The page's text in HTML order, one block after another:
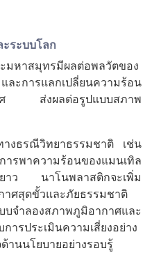
ระบบโลก
มหาสมุทรมีผลต่อพลวัตของ
ละการแลกเปลี่ยนความร้อน
าศ ส่งผลต่อรูปแบบสภาพ
างธรณีวิทยาธรรมชาติ เช่น
รพาความร้อนของแมนเทิล
ยาว นาโนพลาสติกจะเพิ่ม
าศสุดขั้วและภัยธรรมชาติ
บจำลองสภาพภูมิอากาศและ
ารประเมินความเสี่ยงอย่าง
านนโยบายอย่างรอบรู้